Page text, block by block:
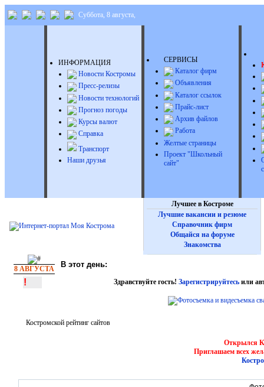
Суббота, 8 августа,
ИНФОРМАЦИЯ
Новости Костромы
Пресс-релизы
Новости технологий
Прогноз погоды
Курсы валют
Справка
Транспорт
Наши друзья
СЕРВИСЫ
Каталог фирм
Объявления
Каталог ссылок
Прайс-лист
Архив файлов
Работа
Желтые страницы
Проект "Школьный
сайт"
Лучшее в Костроме
Лучшие вакансии и резюме
Справочник фирм
Общайся на форуме
Знакомства
8 АВГУСТА В этот день:
! Здравствуйте гость! Зарегистрируйтесьили
Костромской рейтинг сайтов
Открылся
Приглашаем всех